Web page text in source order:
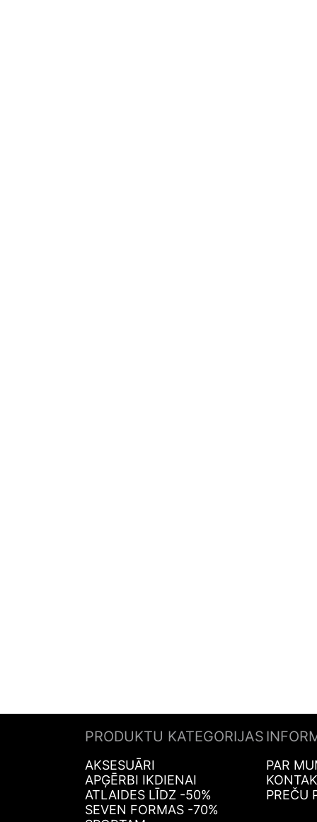
PRODUKTU KATEGORIJAS
AKSESUĀRI
APĢĒRBI IKDIENAI
ATLAIDES LĪDZ -50%
SEVEN FORMAS -70%
PAR
PREČU